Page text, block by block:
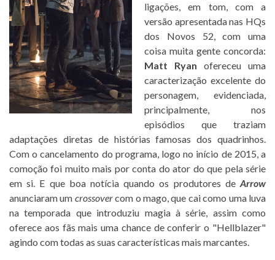
ligações, em tom, com a
versão apresentada nas HQs
dos Novos 52, com uma
coisa muita gente concorda:
Matt Ryan ofereceu uma
caracterização excelente do
personagem, evidenciada,
principalmente, nos
episódios que traziam
adaptações diretas de histórias famosas dos quadrinhos.
Com o cancelamento do programa, logo no início de 2015, a
comoção foi muito mais por conta do ator do que pela série
em si. E que boa notícia quando os produtores de Arrow
anunciaram um crossovercom o mago, que cai como uma luva
na temporada que introduziu magia à série, assim como
oferece aos fãs mais uma chance de conferir o "Hellblazer"
agindo com todas as suas características mais marcantes.